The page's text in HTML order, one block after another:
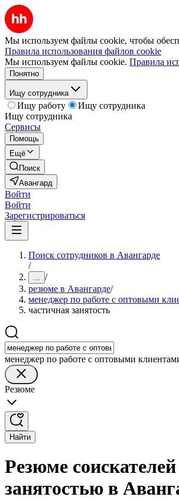
Мы используем файлы cookie, чтобы
Правила использования файлов cookie
Мы используем файлы cookie. Правила
Понятно
Ищу сотрудника
Ищу работу
Ищу сотрудника
Ищу сотрудника
Сервисы
Помощь
Ещё
Поиск
Авангард
Войти
Войти
Зарегистрироваться
Поиск сотрудников в Авангарде
/
... /
резюме в Авангарде/
менеджер по работе с оптовыми
частичная занятость
менеджер по работе с оптовыми
Резюме
Найти
Резюме
занятостью в